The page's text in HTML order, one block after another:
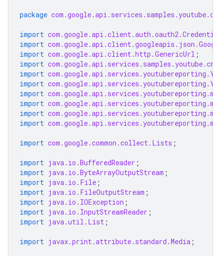
package
import
import
import com.google.api.client.http.GenericUrl ;
import
import
import
import
import
import
import
import com.google.common.collect.Lists ;
import java.io.BufferedReader ;
import java.io.ByteArrayOutputStream ;
import java.io.File ;
import java.io.FileOutputStream ;
import java.io.IOException ;
import java.io.InputStreamReader ;
import java.util.List ;
import javax.print.attribute.standard.Media ;